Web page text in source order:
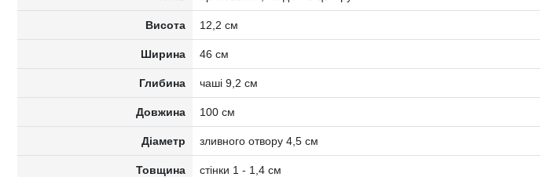
Висота 12,2 см
Ширина 46 см
Глибина чаші 9,2 см
Довжина 100 см
Діаметр зливного отвору 4,5 см
Товщина стінки 1 - 1,4 см